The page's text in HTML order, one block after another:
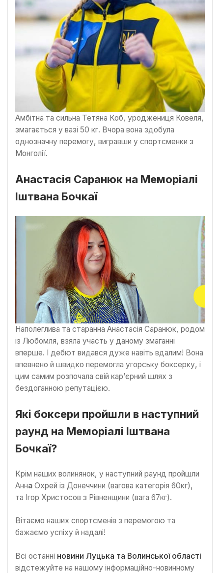
Амбітна та сильна Тетяна Коб, уроджениця Ковеля,
змагається у вазі 50 кг. Вчора вона здобула
однозначну перемогу, вигравши у спортсменки з
Монголії.
Анастасія Саранюк на Меморіалі
Іштвана Бочкаї
Наполеглива та старанна Анастасія Саранюк, родом
із Любомля, взяла участь у даному змаганні
вперше. І дебют видався дуже навіть вдалим! Вона
впевнено й швидко перемогла угорську боксерку, і
цим самим розпочала свій кар’єрний шлях з
бездоганною репутацією.
Які боксери пройшли в наступний
раунд на Меморіалі Іштвана
Бочкаї?
Крім наших волинянок, у наступний раунд пройшли
Анна Охрей із Донеччини (вагова категорія 60кг),
та Ігор Христосов з Рівненщини (вага 67кг).
Вітаємо наших спортсменів з перемогою та
бажаємо успіху й надалі!
Всі останні новини Луцька та Волинської області
відстежуйте на нашому інформаційно-новинному